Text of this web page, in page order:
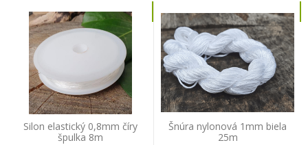
Silon elastický 0,8mm číry
špulka 8m
Šnúra nylonová 1mm biela
25m